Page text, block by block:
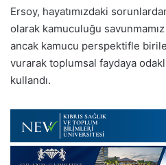
Ersoy, hayatımızdaki
olarak kamuculuğu
ancak kamucu perspektifle
vurarak toplumsal faydaya
kullandı.